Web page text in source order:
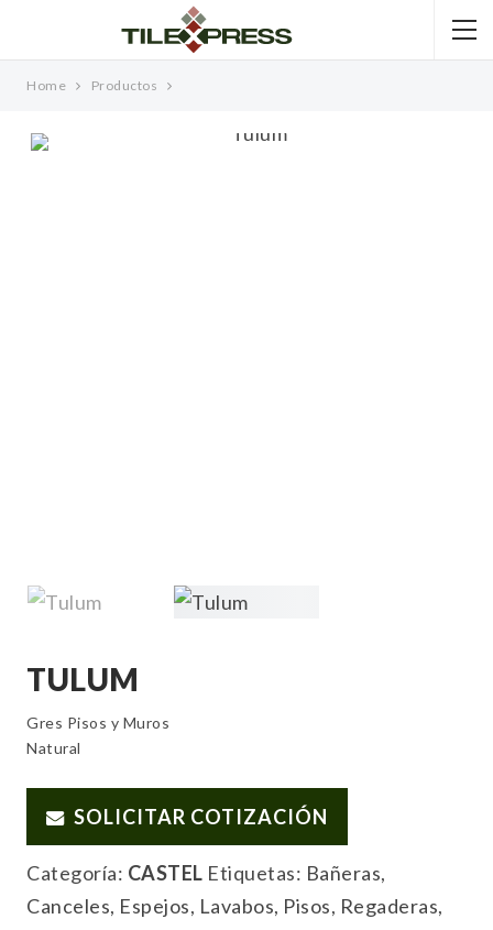
Home Productos
TULUM
Gres Pisos y Muros
Natural
SOLICITAR COTIZACIÓN
Categoría: CASTEL Etiquetas: Bañeras,
Canceles, Espejos, Lavabos, Pisos, Regaderas,